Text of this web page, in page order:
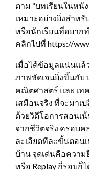
ตาม “บทเรียนในหนั
เหมาะอย่างยิ่งสำห
หรือนักเรียนที่อยาก
คลิกไปที่ https://
เมื่อได้ข้อมูลแน่นแล้
ภาพชัดเจนยิ่งขึ้นกับ
คณิตศาสตร์ และ เท
เสมือนจริง ที่จะมาเ
ด้วยวิดีโอการสอนเ
จากชีวิตจริง ครอบค
ละเอียดทีละขั้นตอน
บ้าน จุดเด่นคือความ
หรือ Replay กี่รอบก็